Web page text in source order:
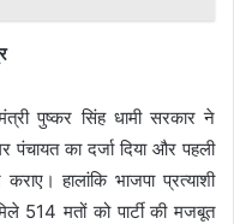
पुष्कर सिंह धामी सरकार ने
का दर्जा दिया और पहली
हालांकि भाजपा प्रत्याशी
514 मतों को पार्टी की मजबूत